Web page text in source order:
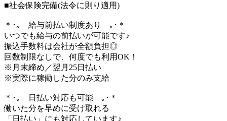
■社会保険完備(法令に則り適用)
＊･｡ 給与前払い制度あり ｡･＊
いつでも給与の前払いが可能です♪
振込手数料は会社が全額負担◎
回数制限なしで、何度でも利用OK！
※月末締め／翌月25日払い
※実際に稼働した分のみ支給
＊･｡ 日払い対応も可能 ｡･＊
働いた分を早めに受け取れる
「日払い」にも対応しています♪